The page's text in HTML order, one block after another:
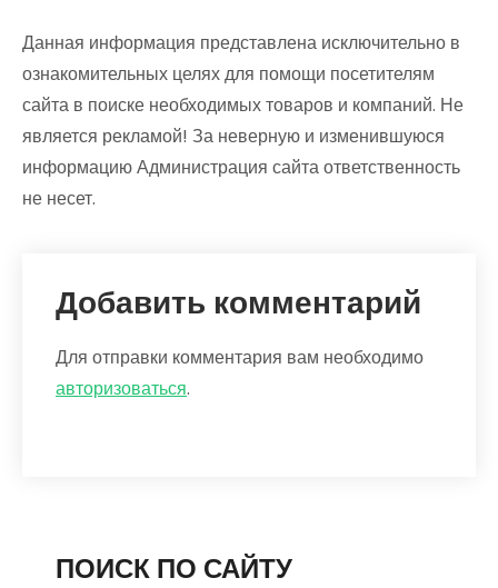
Данная информация представлена исключительно в
ознакомительных целях для помощи посетителям
сайта в поиске необходимых товаров и компаний. Не
является рекламой! За неверную и изменившуюся
информацию Администрация сайта ответственность
не несет.
Добавить комментарий
Для отправки комментария вам необходимо
авторизоваться.
ПОИСК ПО САЙТУ